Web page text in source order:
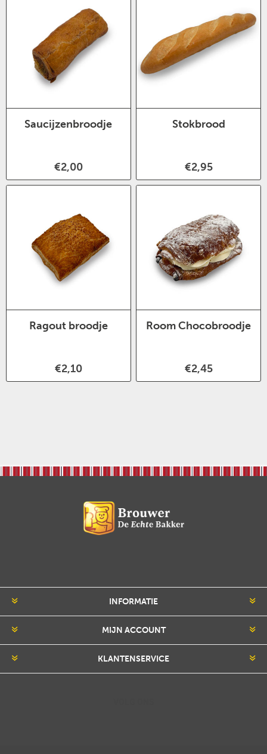
Saucijzenbroodje
€2,00
Stokbrood
€2,95
Ragout broodje
€2,10
Room Chocobroodje
€2,45
INFORMATIE
MIJN ACCOUNT
KLANTENSERVICE